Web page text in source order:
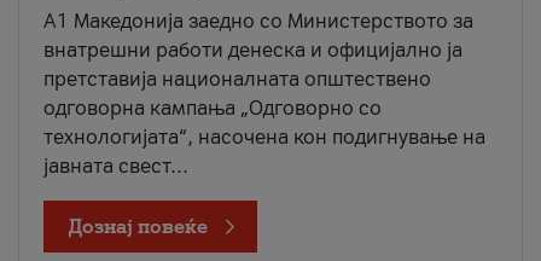
A1 Македонија заедно со Министерството за
внатрешни работи денеска и официјално ја
претставија националната општествено
одговорна кампања „Одговорно со
технологијата“, насочена кон подигнување на
јавната свест...
Дознај повеќе